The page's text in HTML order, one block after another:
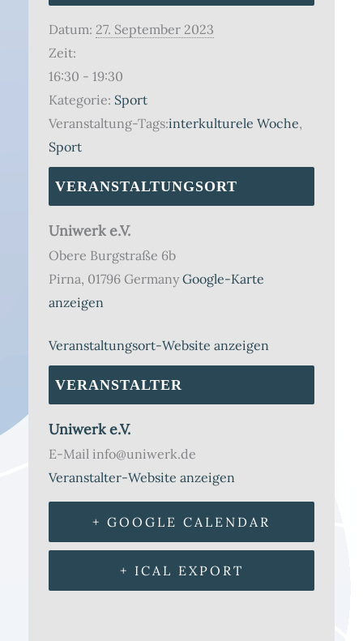
Datum: 27. September 2023
Zeit:
16:30 - 19:30
Kategorie: Sport
Veranstaltung-Tags:interkulturele Woche,
Sport
VERANSTALTUNGSORT
Uniwerk e.V.
Obere Burgstraße 6b
Pirna, 01796 Germany Google-Karte
anzeigen
Veranstaltungsort-Website anzeigen
VERANSTALTER
Uniwerk e.V.
E-Mail info@uniwerk.de
Veranstalter-Website anzeigen
+ GOOGLE CALENDAR
+ ICAL EXPORT